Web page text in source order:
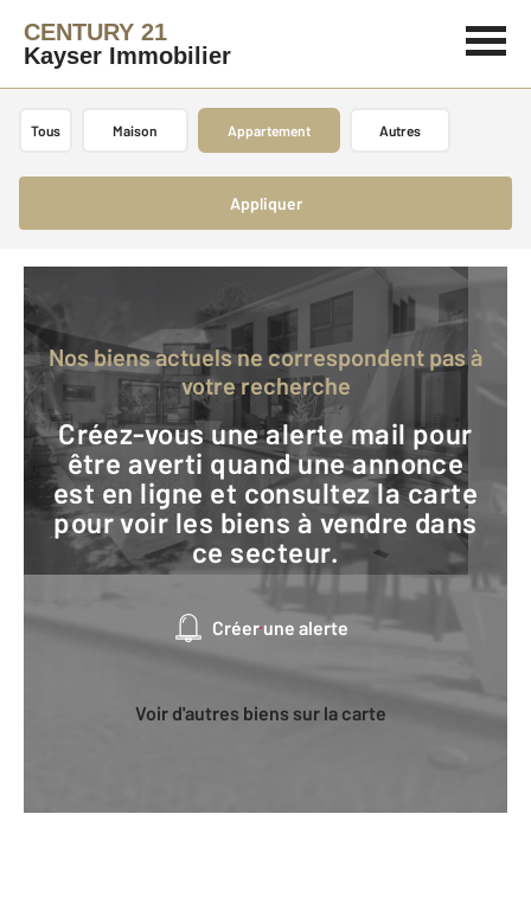
CENTURY 21
Kayser Immobilier
Tous Maison Appartement Autres
Appliquer
Nos biens actuels ne correspondent pas à
votre recherche
Créez-vous une alerte mail pour
être averti quand une annonce
est en ligne et consultez la carte
pour voir les biens à vendre dans
ce secteur.
Créer une alerte
Voir d'autres biens sur la carte